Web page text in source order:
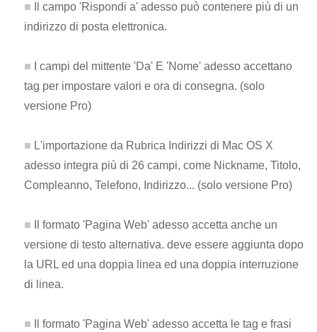
Il campo 'Rispondi a' adesso può contenere più di un
indirizzo di posta elettronica.
I campi del mittente 'Da' E 'Nome' adesso accettano
tag per impostare valori e ora di consegna. (solo
versione Pro)
L'importazione da Rubrica Indirizzi di Mac OS X
adesso integra più di 26 campi, come Nickname, Titolo,
Compleanno, Telefono, Indirizzo... (solo versione Pro)
Il formato 'Pagina Web' adesso accetta anche un
versione di testo alternativa. deve essere aggiunta dopo
la URL ed una doppia linea ed una doppia interruzione
di linea.
Il formato 'Pagina Web' adesso accetta le tag e frasi